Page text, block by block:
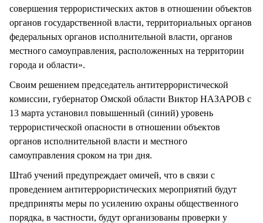
совершения террористических актов в отношении объектов
органов государственной власти, территориальных органов
федеральных органов исполнительной власти, органов
местного самоуправления, расположенных на территории
города и области».
Своим решением председатель антитеррористической
комиссии, губернатор Омской области Виктор НАЗАРОВ с
13 марта установил повышенный (синий) уровень
террористической опасности в отношении объектов
органов исполнительной власти и местного
самоуправления сроком на три дня.
Штаб учений предупреждает омичей, что в связи с
проведением антитеррористических мероприятий будут
предприняты меры по усилению охраны общественного
порядка, в частности, будут организованы проверки у